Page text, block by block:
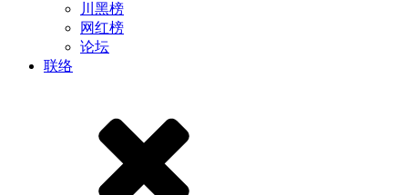
川黑榜
网红榜
论坛
联络